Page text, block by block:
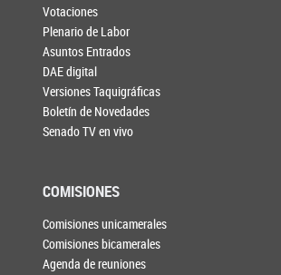
Votaciones
Plenario de Labor
Asuntos Entrados
DAE digital
Versiones Taquigráficas
Boletín de Novedades
Senado TV en vivo
COMISIONES
Comisiones unicamerales
Comisiones bicamerales
Agenda de reuniones